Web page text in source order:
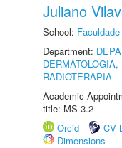
Juliano
School:
Department:
RADIOTERAPIA
Academic
title: MS-3.2
Orcid
CV
Dimensions